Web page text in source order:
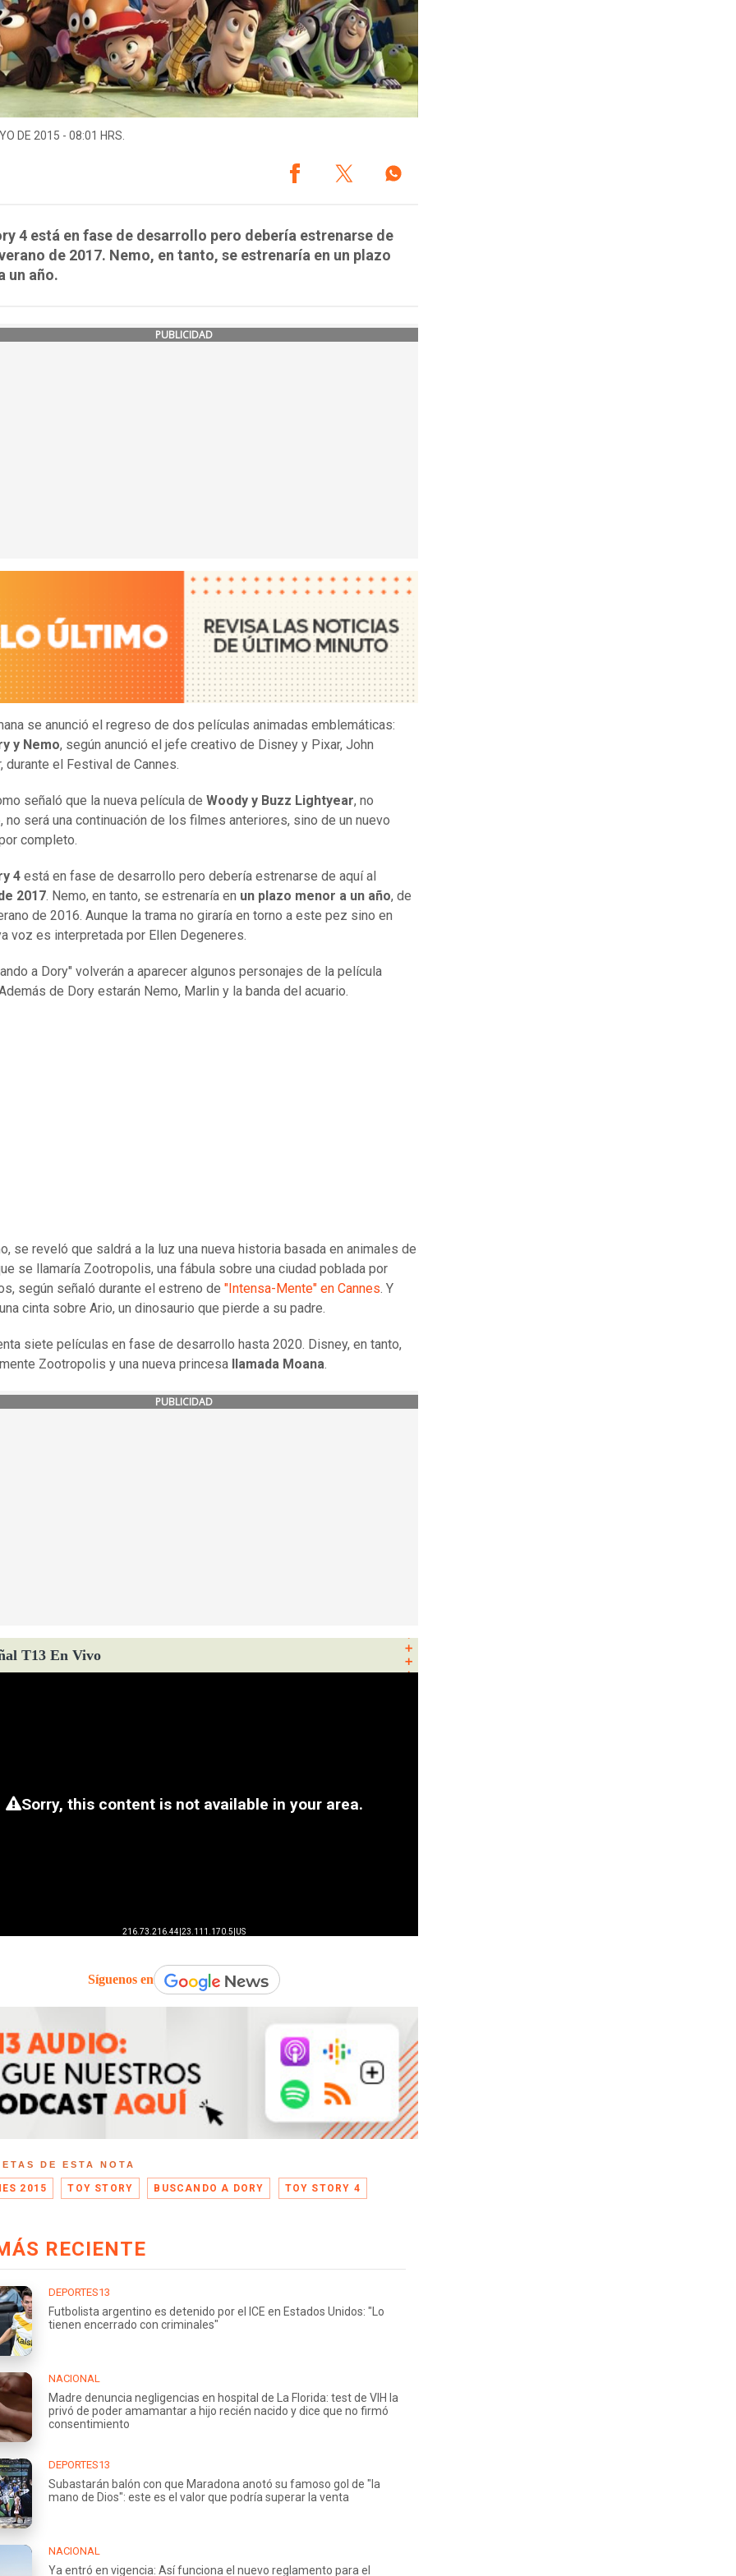
DE 2015 - 08:01 HRS.
4 está en fase de desarrollo pero debería estrenarse de
de 2017. Nemo, en tanto, se estrenaría en un plazo
un año.
PUBLICIDAD
se anunció el regreso de dos películas animadas emblemáticas:
y Nemo, según anunció el jefe creativo de Disney y Pixar, John
durante el Festival de Cannes.
señaló que la nueva película de Woody y Buzz Lightyear, no
no será una continuación de los filmes anteriores, sino de un nuevo
completo.
4 está en fase de desarrollo pero debería estrenarse de aquí al
2017. Nemo, en tanto, se estrenaría en un plazo menor a un año, de
de 2016. Aunque la trama no giraría en torno a este pez sino en
voz es interpretada por Ellen Degeneres.
a Dory" volverán a aparecer algunos personajes de la película
de Dory estarán Nemo, Marlin y la banda del acuario.
se reveló que saldrá a la luz una nueva historia basada en animales de
se llamaría Zootropolis, una fábula sobre una ciudad poblada por
según señaló durante el estreno de "Intensa-Mente" en Cannes. Y
cinta sobre Ario, un dinosaurio que pierde a su padre.
siete películas en fase de desarrollo hasta 2020. Disney, en tanto,
Zootropolis y una nueva princesa
llamada Moana.
PUBLICIDAD
T13 En Vivo
Síguenos en
DE ESTA NOTA
2015 TOY STORY BUSCANDO A DORY TOY STORY 4
RECIENTE
DEPORTES13
Futbolista argentino es detenido por el ICE en Estados Unidos: "Lo
tienen encerrado con criminales"
NACIONAL
Madre denuncia negligencias en hospital de La Florida: test de VIH la
privó de poder amamantar a hijo recién nacido y dice que no firmó
consentimiento
DEPORTES13
Subastarán balón con que Maradona anotó su famoso gol de "la
mano de Dios": este es el valor que podría superar la venta
NACIONAL
Ya entró en vigencia: Así funciona el nuevo reglamento para el